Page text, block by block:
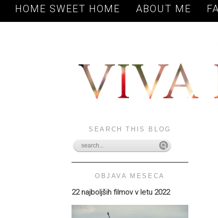
HOME SWEET HOME ABOUT ME
SEARCH THIS BLOG
OBJAVA MESECA
22 najboljših filmov v letu 2022